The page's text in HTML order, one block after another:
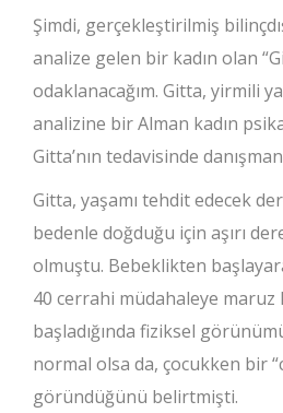
Şimdi, gerçekleştirilmiş
analize gelen bir kadın olan
odaklanacağım. Gitta, yirmili
analizine bir Alman kadın
Gitta’nın tedavisinde
Gitta, yaşamı tehdit edecek
bedenle doğduğu için aşırı
olmuştu. Bebeklikten
40 cerrahi müdahaleye maruz
başladığında fiziksel
normal olsa da, çocukken bir
göründüğünü belirtmişti.